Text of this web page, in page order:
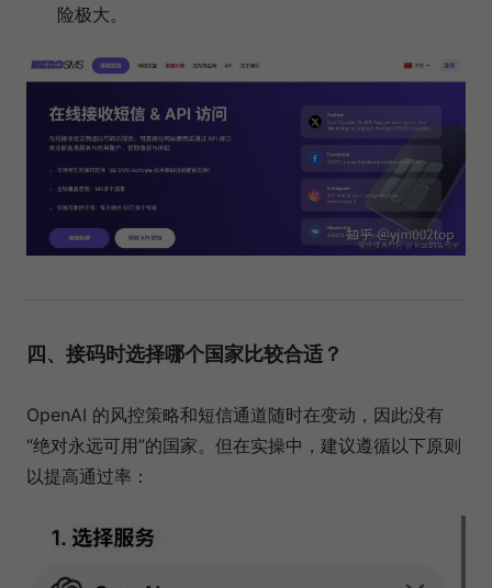
险极大。
四、接码时选择哪个国家比较合适？
OpenAI 的风控策略和短信通道随时在变动，因此没有
“绝对永远可用”的国家。但在实操中，建议遵循以下原则
以提高通过率：